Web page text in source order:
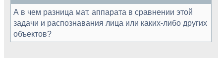
А в чем разница мат. аппарата в сравнении этой
задачи и распознавания лица или каких-либо других
объектов?